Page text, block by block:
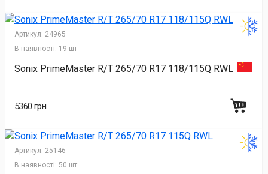
Артикул: 24965
В наявності: 19 шт
Sonix PrimeMaster R/T 265/70 R17 118/115Q RWL
5360 грн.
Артикул: 25146
В наявності: 50 шт